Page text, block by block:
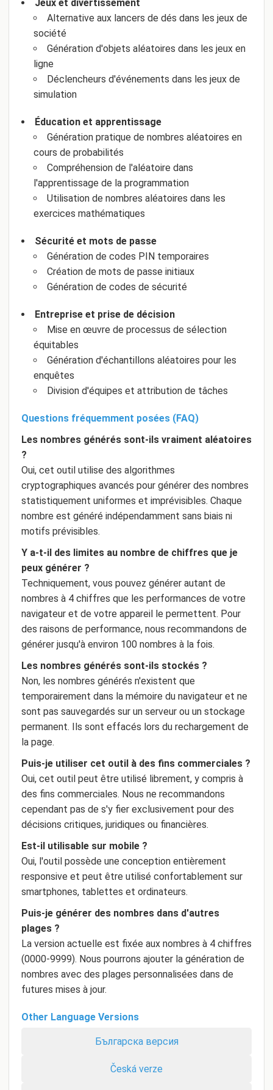
Jeux et divertissement
Alternative aux lancers de dés dans les jeux de
société
Génération d'objets aléatoires dans les jeux en
ligne
Déclencheurs d'événements dans les jeux de
simulation
Éducation et apprentissage
Génération pratique de nombres aléatoires en
cours de probabilités
Compréhension de l'aléatoire dans
l'apprentissage de la programmation
Utilisation de nombres aléatoires dans les
exercices mathématiques
Sécurité et mots de passe
Génération de codes PIN temporaires
Création de mots de passe initiaux
Génération de codes de sécurité
Entreprise et prise de décision
Mise en œuvre de processus de sélection
équitables
Génération d'échantillons aléatoires pour les
enquêtes
Division d'équipes et attribution de tâches
Questions fréquemment posées (FAQ)
Les nombres générés sont-ils vraiment aléatoires
?
Oui, cet outil utilise des algorithmes
cryptographiques avancés pour générer des nombres
statistiquement uniformes et imprévisibles. Chaque
nombre est généré indépendamment sans biais ni
motifs prévisibles.
Y a-t-il des limites au nombre de chiffres que je
peux générer ?
Techniquement, vous pouvez générer autant de
nombres à 4 chiffres que les performances de votre
navigateur et de votre appareil le permettent. Pour
des raisons de performance, nous recommandons de
générer jusqu'à environ 100 nombres à la fois.
Les nombres générés sont-ils stockés ?
Non, les nombres générés n'existent que
temporairement dans la mémoire du navigateur et ne
sont pas sauvegardés sur un serveur ou un stockage
permanent. Ils sont effacés lors du rechargement de
la page.
Puis-je utiliser cet outil à des fins commerciales ?
Oui, cet outil peut être utilisé librement, y compris à
des fins commerciales. Nous ne recommandons
cependant pas de s'y fier exclusivement pour des
décisions critiques, juridiques ou financières.
Est-il utilisable sur mobile ?
Oui, l'outil possède une conception entièrement
responsive et peut être utilisé confortablement sur
smartphones, tablettes et ordinateurs.
Puis-je générer des nombres dans d'autres
plages ?
La version actuelle est fixée aux nombres à 4 chiffres
(0000-9999). Nous pourrons ajouter la génération de
nombres avec des plages personnalisées dans de
futures mises à jour.
Other Language Versions
Българска версия
Česká verze